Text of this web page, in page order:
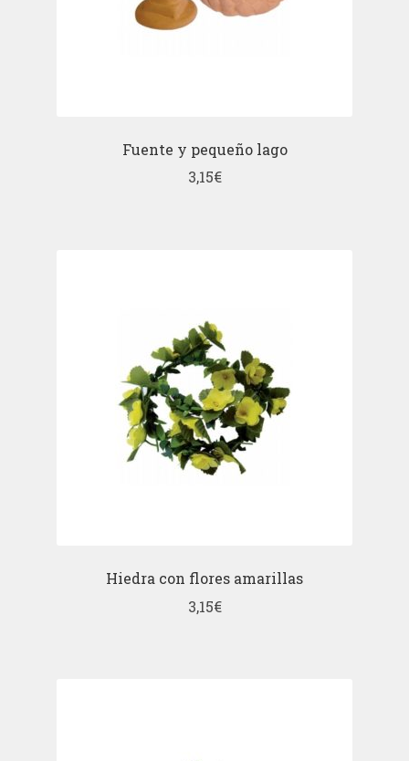
Fuente y pequeño lago
3,15€
Hiedra con flores amarillas
3,15€